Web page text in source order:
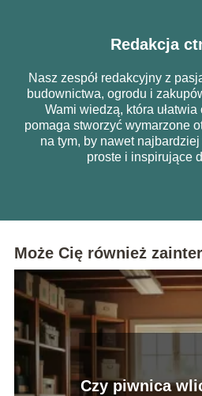
Redakcja
Nasz zespół redakcyjny z
budownictwa, ogrodu i
Wami wiedzą, która
pomaga stworzyć wymarzone
na tym, by nawet najbardziej
proste i inspirujące
Może Cię również
Czy piwnica